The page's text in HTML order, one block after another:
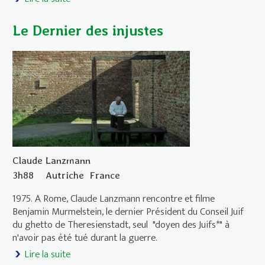
Le Dernier des injustes
Claude Lanzmann
3h88
Autriche France
1975. A Rome, Claude Lanzmann rencontre et filme
Benjamin Murmelstein, le dernier Président du Conseil Juif
du ghetto de Theresienstadt, seul "doyen des Juifs*" à
n'avoir pas été tué durant la guerre.
Lire la suite